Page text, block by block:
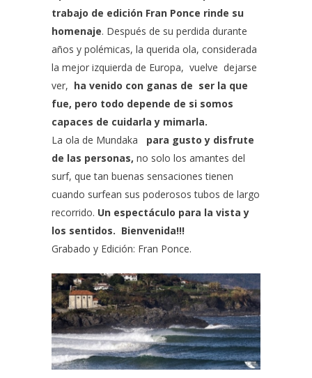
trabajo de edición Fran Ponce rinde su
homenaje. Después de su perdida durante
años y polémicas, la querida ola, considerada
la mejor izquierda de Europa, vuelve dejarse
ver, ha venido con ganas de ser la que
fue, pero todo depende de si somos
capaces de cuidarla y mimarla.
La ola de Mundaka
para gusto y disfrute
de las personas, no solo los amantes del
surf, que tan buenas sensaciones tienen
cuando surfean sus poderosos tubos de largo
recorrido. Un espectáculo para la vista y
los sentidos. Bienvenida!!!
Grabado y Edición: Fran Ponce.